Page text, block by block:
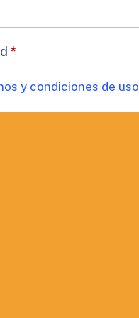
*
y condiciones de uso